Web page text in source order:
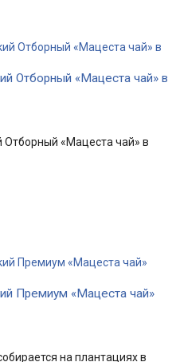
Отборный «Мацеста чай» в
Отборный «Мацеста чай» в
Премиум «Мацеста чай»
на плантациях в